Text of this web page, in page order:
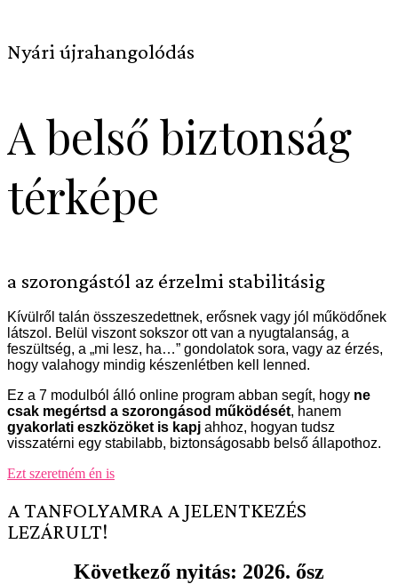
Nyári újrahangolódás
A belső biztonság
térképe
a szorongástól az érzelmi stabilitásig
Kívülről talán összeszedettnek, erősnek vagy jól működőnek
látszol. Belül viszont sokszor ott van a nyugtalanság, a
feszültség, a „mi lesz, ha…” gondolatok sora, vagy az érzés,
hogy valahogy mindig készenlétben kell lenned.
Ez a 7 modulból álló online program abban segít, hogy ne
csak megértsd a szorongásod működését, hanem
gyakorlati eszközöket is kapj ahhoz, hogyan tudsz
visszatérni egy stabilabb, biztonságosabb belső állapothoz.
Ezt szeretném én is
A TANFOLYAMRA A JELENTKEZÉS
LEZÁRULT!
Következő nyitás: 2026. ősz